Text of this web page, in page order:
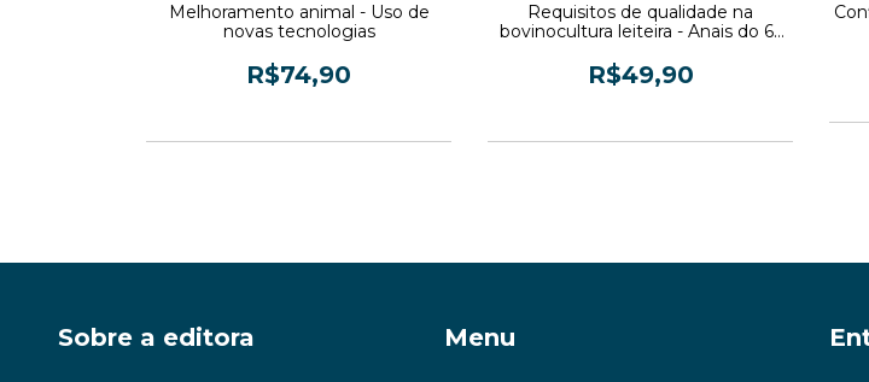
Melhoramento animal - Uso de
novas tecnologias
R$74,90
Requisitos de qualidade na
bovinocultura leiteira - Anais do 6°
leiteira
R$49,90
Sobre a editora Menu